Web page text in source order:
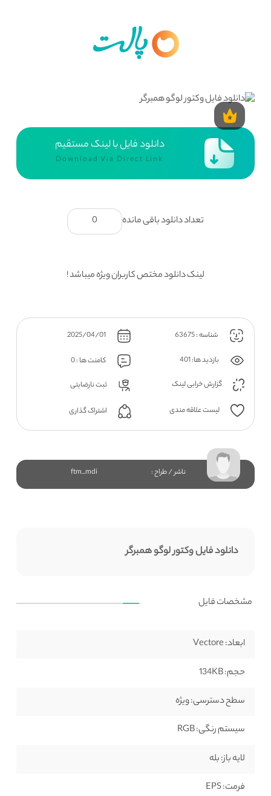
دانلود فایل با لینک مستقیم
Download Via Direct Link
تعداد دانلود باقی مانده 0
لینک دانلود مختص کاربران ویژه میباشد !
شناسه : 63675 2025/04/01
بازدید ها: 401
کامنت ها : 0
گزارش خرابی لینک
ثبت نارضایتی
لیست علاقه مندی اشتراک گذاری
ناشر / طراح : ftm_mdi
دانلود فایل وکتور لوگو همبرگر
مشخصات فایل
ابعاد:
حجم:
سطح دسترسی:ویژه
سیستم رنگی:
لایه باز:بله
فرمت: